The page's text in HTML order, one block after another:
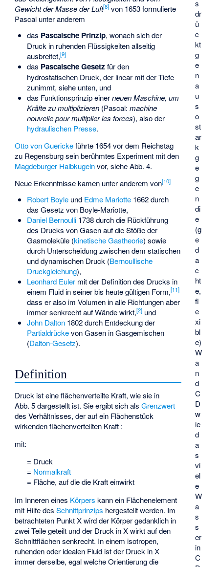
s
dr
ü
c
kt
g
e
n
a
u
s
o
st
ar
k
g
e
g
e
n
di
e
(g
e
d
a
c
ht
e,
fl
e
xi
bl
e)
W
a
n
d
C
D
w
ie
d
a
s
vi
el
e
W
a
s
s
er
in
C
Gewicht der Masse der Luft[8] von 1653 formulierte
Pascal unter anderem
das Pascalsche Prinzip, wonach sich der
Druck in ruhenden Flüssigkeiten allseitig
ausbreitet,[9]
das Pascalsche Gesetz für den
hydrostatischen Druck, der linear mit der Tiefe
zunimmt, siehe unten, und
das Funktionsprinzip einerneuen Maschine, um
Kräfte zu multiplizieren(Pascal: machine
nouvelle pour multiplier les forces), also der
hydraulischen Presse.
Otto von Guerickeführte 1654 vor dem Reichstag
zu Regensburg sein berühmtes Experiment mit den
Magdeburger Halbkugelnvor, siehe Abb. 4.
Neue Erkenntnisse kamen unter anderem von[10]
Robert Boyleund Edme Mariotte1662 durch
das Gesetz von Boyle-Mariotte,
Daniel Bernoulli1738 durch die Rückführung
des Drucks von Gasen auf die Stöße der
Gasmoleküle (kinetische Gastheorie) sowie
durch Unterscheidung zwischen dem statischen
und dynamischen Druck (Bernoullische
Druckgleichung),
Leonhard Eulermit der Definition des Drucks in
einem Fluid in seiner bis heute gültigen Form,[11]
dass er also im Volumen in alle Richtungen aber
immer senkrecht auf Wände wirkt,[2]und
John Dalton1802 durch Entdeckung der
Partialdrückevon Gasen in Gasgemischen
(Dalton-Gesetz).
Definition
Druck ist eine flächenverteilte Kraft, wie sie in
Abb. 5 dargestellt ist. Sie ergibt sich alsGrenzwert
des Verhältnisses, der auf ein Flächenstück
wirkenden flächenverteilten Kraft :
mit:
= Druck
= Normalkraft
= Fläche, auf die die Kraft einwirkt
Im Inneren eines Körpers kann ein Flächenelement
mit Hilfe desSchnittprinzips hergestellt werden. Im
betrachteten Punkt X wird der Körper gedanklich in
zwei Teile geteilt und der Druck in X wirkt auf den
Schnittflächen senkrecht. In einem isotropen,
ruhenden oder idealen Fluid ist der Druck in X
immer derselbe, egal welche Orientierung die